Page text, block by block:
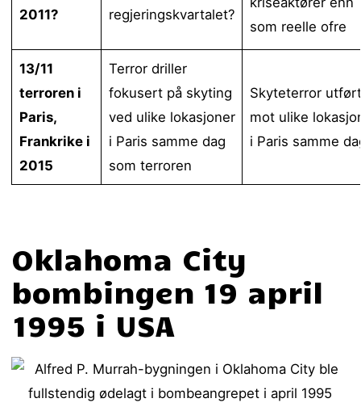
2011?
regjeringskvartalet?
som reelle ofre
13/11
terroren i
Paris,
Frankrike i
2015
Terror driller
fokusert på skyting
ved ulike lokasjoner
i Paris samme dag
som terroren
Skyteterror utført
mot ulike
i Paris samme
Oklahoma City
bombingen 19 april
1995 i USA